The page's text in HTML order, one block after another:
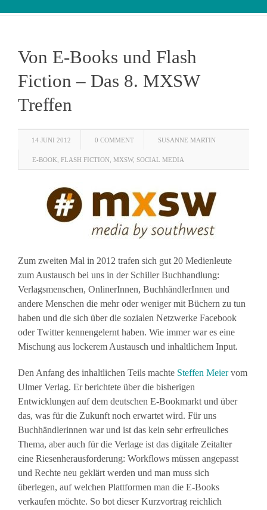
Von E-Books und Flash
Fiction – Das 8. MXSW
Treffen
14 JUNI 2012 0 COMMENT SUSANNE MARTIN
E-BOOK FLASH FICTION MXSW, SOCIAL MEDIA
Zum zweiten Mal in 2012 trafen sich gut 20 Medienleute
zum Austausch bei uns in der Schiller Buchhandlung:
Verlagsmenschen, OnlinerInnen, BuchhändlerInnen und
andere Menschen die mehr oder weniger mit Büchern zu tun
haben und die sich über die sozialen Netzwerke Facebook
oder Twitter kennengelernt haben. Wie immer war es eine
Mischung aus lockerem Austausch und inhaltlichem Input.
Den Anfang des inhaltlichen Teils machte Steffen Meiervom
Ulmer Verlag. Er berichtete über die bisherigen
Entwicklungen auf dem deutschen E-Bookmarkt und über
das, was für die Zukunft noch erwartet wird. Für uns
Buchhändlerinnen war und ist das kein sehr erfreuliches
Thema, aber auch für die Verlage ist das digitale Zeitalter
eine Riesenherausforderung: Workflows müssen angepasst
und Rechte neu geklärt werden und man muss sich
überlegen, auf welchen Plattformen man die E-Books
verkaufen möchte. So bot dieser Kurzvortrag reichlich